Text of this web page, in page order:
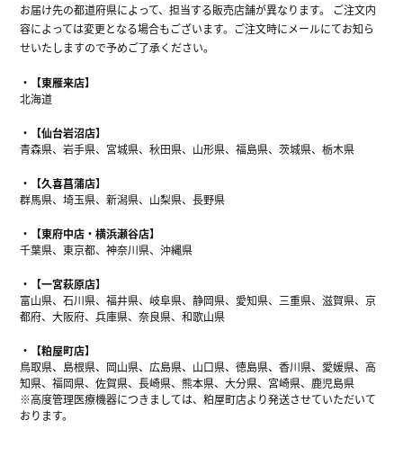
お届け先の都道府県によって、担当する販売店舗が異なります。 ご注文内
容によっては変更となる場合もございます。ご注文時にメールにてお知ら
せいたしますので予めご了承ください。
【東雁来店】
北海道
【仙台岩沼店】
青森県、岩手県、宮城県、秋田県、山形県、福島県、茨城県、栃木県
【久喜菖蒲店】
群馬県、埼玉県、新潟県、山梨県、長野県
【東府中店・横浜瀬谷店】
千葉県、東京都、神奈川県、沖縄県
【一宮萩原店】
富山県、石川県、福井県、岐阜県、静岡県、愛知県、三重県、滋賀県、京
都府、大阪府、兵庫県、奈良県、和歌山県
【粕屋町店】
鳥取県、島根県、岡山県、広島県、山口県、徳島県、香川県、愛媛県、高
知県、福岡県、佐賀県、長崎県、熊本県、大分県、宮崎県、鹿児島県
※高度管理医療機器につきましては、粕屋町店より発送させていただいて
おります。